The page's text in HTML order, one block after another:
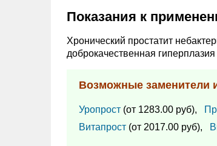
Показания к
Хронический простатит
доброкачественная
Возможные заменители
Уропрост (от 1283.00 руб),
Витапрост (от 2017.00 руб),